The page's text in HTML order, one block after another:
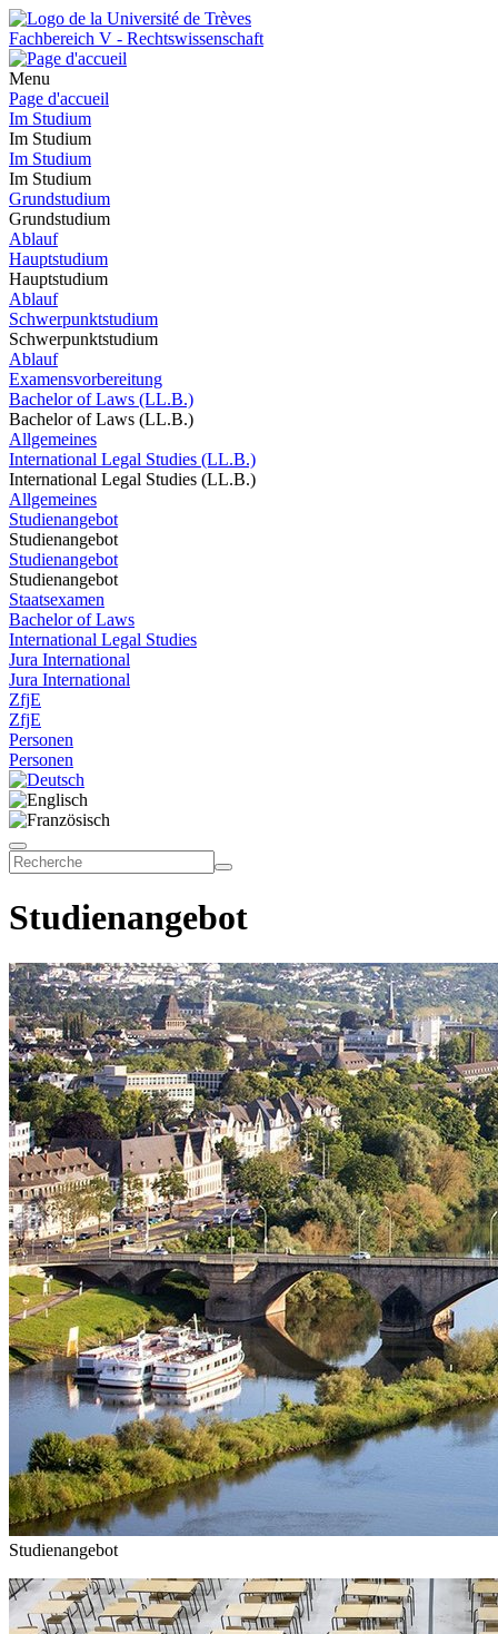
Fachbereich V - Rechtswissenschaft
Menu
Page d'accueil
Im Studium
Im Studium
Im Studium
Im Studium
Grundstudium
Grundstudium
Ablauf
Hauptstudium
Hauptstudium
Ablauf
Schwerpunktstudium
Schwerpunktstudium
Ablauf
Examensvorbereitung
Bachelor of Laws (LL.B.)
Bachelor of Laws (LL.B.)
Allgemeines
International Legal Studies (LL.B.)
International Legal Studies (LL.B.)
Allgemeines
Studienangebot
Studienangebot
Studienangebot
Studienangebot
Staatsexamen
Bachelor of Laws
International Legal Studies
Jura International
Jura International
ZfjE
ZfjE
Personen
Personen
Studienangebot
Studienangebot